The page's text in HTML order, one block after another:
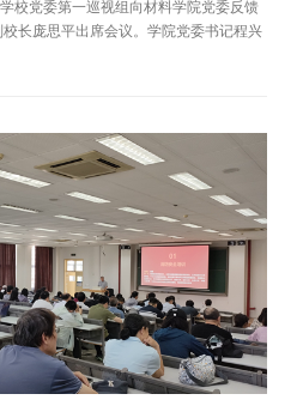
校党委第一巡视组向材料学院党委反馈
长庞思平出席会议。学院党委书记程兴
讲话。 第一巡视组组长武志文在反馈时
新时代中国特色社会主义思想为指导，